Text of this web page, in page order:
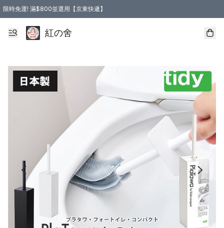
限時免運! 滿$800並選用【京東快遞】
紅の舍